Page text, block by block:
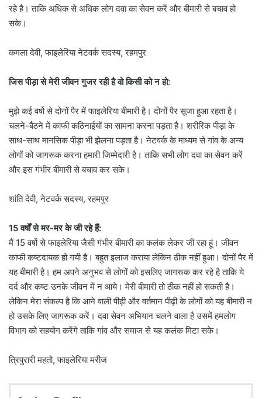
रहे है। ताकि अधिक से अधिक लोग दवा का सेवन करें और बीमारी से बचाव हो
सके।
कमला देवी, फाइलेरिया नेटवर्क सदस्य, रहमपुर
जिस पीड़ा से मेरी जीवन गुजर रही है वो किसी को न हो:
मुझे कई वर्षो से दोनों पैर में फाइलेरिया बीमारी है। दोनों पैर सूजा हुआ रहता है।
चलने-बैठने में काफी कठिनाईयों का सामना करना पड़ता है। शरीरिक पीड़ा के
साथ-साथ मानसिक पीड़ा भी झेलना पड़ता है। नेटवर्क के माध्यम से गांव के अन्य
लोगों को जागरूक करना हमारी जिम्मेदारी है। ताकि सभी लोग दवा का सेवन करें
और इस गंभीर बीमारी से बचाव कर सके।
शांति देवी, नेटवर्क सदस्य, रहमपुर
15 वर्षों से मर-मर के जी रहे हैं:
मैं 15 वर्षो से फाइलेरिया जैसी गंभीर बीमारी का कलंक लेकर जी रहा हूं। जीवन
काफी कष्टदायक हो गयी है। बहुत इलाज कराया लेकिन ठीक नहीं हुआ। दोनों पैर में
यह बीमारी है। हम अपने अनुभव से लोगों को इसलिए जागरूक कर रहे है ताकि ये
दर्द और कष्ट उनके जीवन में न आये। मेरी बीमारी तो ठीक नहीं हो सकती है।
लेकिन मेरा संकल्प है कि आने वाली पीढ़ी और वर्तमान पीढ़ी के लोगों को यह बीमारी न
हो उसके लिए जागरूक करें। दवा सेवन अभियान चलने वाला है उसमें हमलोग
विभाग को सहयोग करेंगे ताकि गांव और समाज से यह कलंक मिटा सके।
त्रिपुरारी महतो, फाइलेरिया मरीज